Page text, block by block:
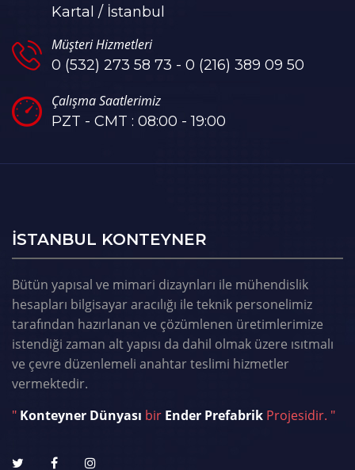
Kartal / İstanbul
Müşteri Hizmetleri
0 (532) 273 58 73 - 0 (216) 389 09 50
Çalışma Saatlerimiz
PZT - CMT : 08:00 - 19:00
ISTANBUL KONTEYNER
Bütün yapısal ve mimari dizaynları ile mühendislik
hesapları bilgisayar aracılığı ile teknik personelimiz
tarafından hazırlanan ve çözümlenen üretimlerimize
istendiği zaman alt yapısı da dahil olmak üzere ısıtmalı
ve çevre düzenlemeli anahtar teslimi hizmetler
vermektedir.
" Konteyner Dünyası bir Ender Prefabrik Projesidir. "